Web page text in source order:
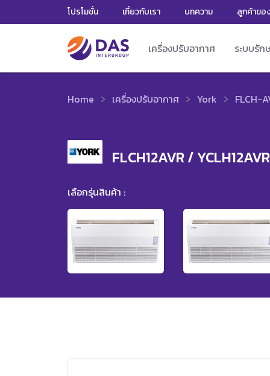
โปรโมชั่น เกี่ยวกับเรา บทความ ลูกค้าขอ
เครื่องปรับอากาศ ระบบรั
Home เครื่องปรับอากาศ York FLCH-
FLCH12AVR / YCLH12AVR
เลือกรุ่นสินค้า :